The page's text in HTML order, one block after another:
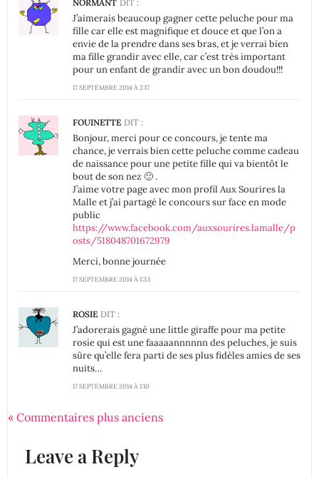
NORMANT DIT :
17 SEPTEMBRE 2014 À 2:17
J’aimerais beaucoup gagner cette peluche pour ma
fille car elle est magnifique et douce et que l’on a
envie de la prendre dans ses bras, et je verrai bien
ma fille grandir avec elle, car c’est très important
pour un enfant de grandir avec un bon doudou!!!
FOUINETTE DIT :
17 SEPTEMBRE 2014 À 1:33
Bonjour, merci pour ce concours, je tente ma
chance, je verrais bien cette peluche comme cadeau
de naissance pour une petite fille qui va bientôt le
bout de son nez 🙂 .
J’aime votre page avec mon profil Aux Sourires la
Malle et j’ai partagé le concours sur face en mode
public
https://www.facebook.com/auxsourires.lamalle/p
osts/518048701672979
Merci, bonne journée
ROSIE DIT :
17 SEPTEMBRE 2014 À 1:10
J’adorerais gagné une little giraffe pour ma petite
rosie qui est une faaaaannnnnn des peluches, je suis
sûre qu’elle fera parti de ses plus fidèles amies de ses
nuits…
« Commentaires plus anciens
Leave a Reply